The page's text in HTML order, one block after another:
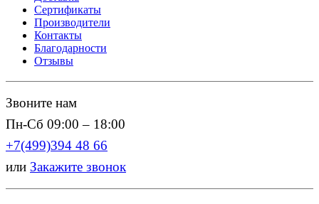
Сертификаты
Производители
Контакты
Благодарности
Отзывы
Звоните нам
Пн-Сб 09:00 – 18:00
+7(499)394 48 66
или Закажите звонок